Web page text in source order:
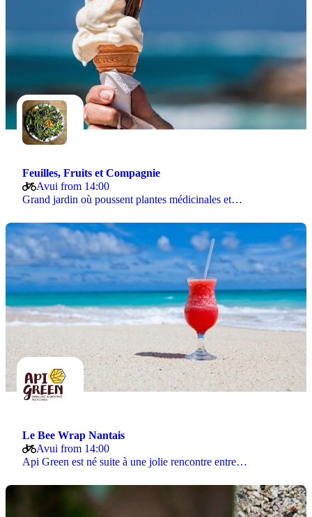
Feuilles, Fruits et Compagnie
Avui from 14:00
Grand jardin où poussent plantes médicinales et…
Le Bee Wrap Nantais
Avui from 14:00
Api Green est né suite à une jolie rencontre entre…